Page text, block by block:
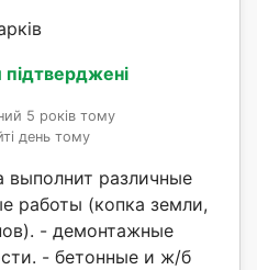
підтверджені
5 років тому
день тому
выполнит различные
работы (копка земли,
- демонтажные
- бетонные и ж/б